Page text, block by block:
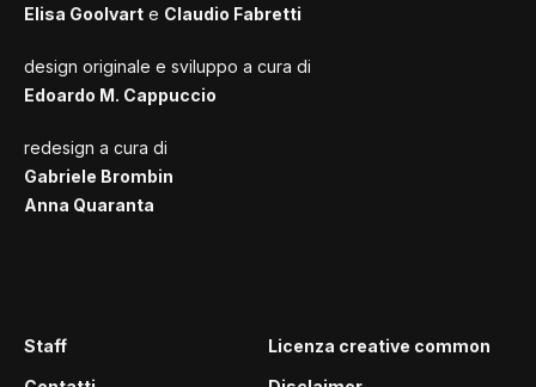
Elisa Goolvart e Claudio Fabretti
design originale e sviluppo a cura di
Edoardo M. Cappuccio
redesign a cura di
Gabriele Brombin
Anna Quaranta
Staff
Licenza creative common